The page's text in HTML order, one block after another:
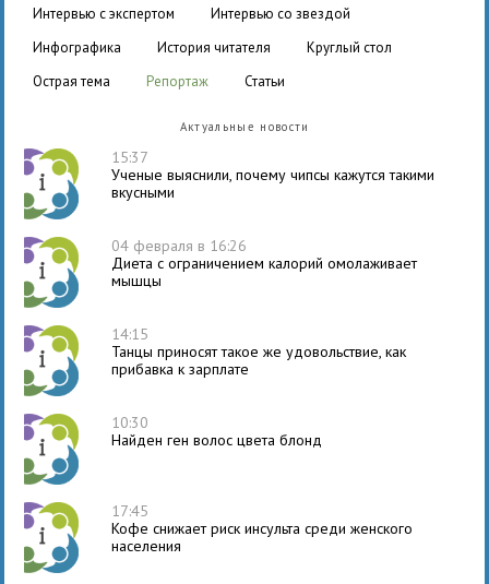
интервью с экспертом
интервью со звездой
инфографика
история читателя
круглый стол
острая тема
репортаж статьи
Актуальные новости
15:37
Ученые выяснили, почему чипсы кажутся такими
вкусными
04 февраля в 16:26
Диета с ограничением калорий омолаживает
мышцы
14:15
Танцы приносят такое же удовольствие, как
прибавка к зарплате
10:30
Найден ген волос цвета блонд
17:45
Кофе снижает риск инсульта среди женского
населения